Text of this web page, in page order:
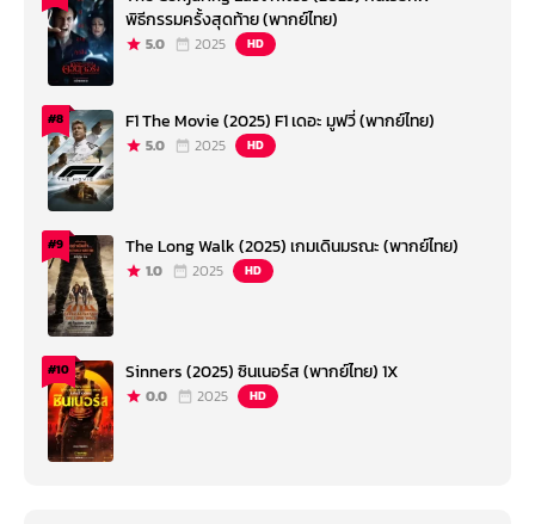
พิธีกรรมครั้งสุดท้าย (พากย์ไทย)
5.0 2025 HD
#8 F1 The Movie (2025) F1 เดอะ มูฟวี่ (พากย์ไทย)
5.0 2025 HD
#9 The Long Walk (2025) เกมเดินมรณะ (พากย์ไทย)
1.0 2025 HD
#10 Sinners (2025) ซินเนอร์ส (พากย์ไทย) 1X
0.0 2025 HD